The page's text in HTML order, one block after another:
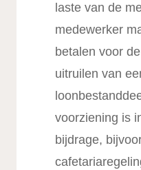
laste van de
medewerker
betalen voor
uitruilen van
voorziening is
bijdrage,